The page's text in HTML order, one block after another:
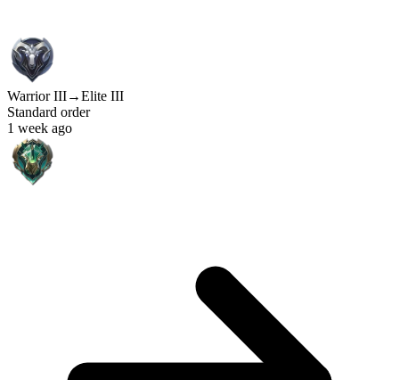
Warrior III→Elite III
Standard order
1 week ago